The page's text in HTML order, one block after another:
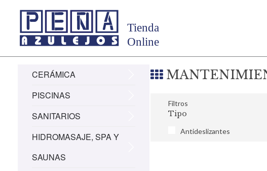
CERÁMICA
PISCINAS
SANITARIOS
HIDROMASAJE, SPA Y
SAUNAS
Filtros
Tipo
Antideslizantes